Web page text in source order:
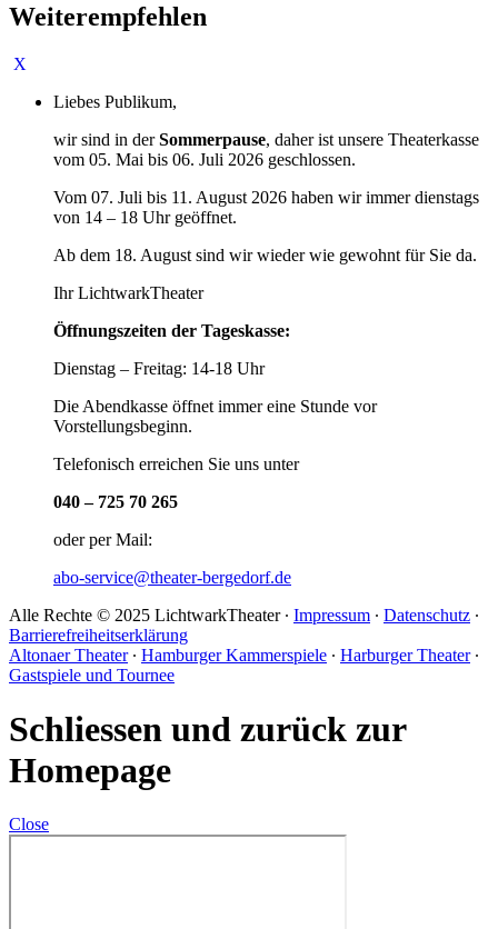
Weiterempfehlen
Liebes Publikum,
wir sind in derSommerpause, daher ist unsere Theaterkasse
vom 05. Mai bis 06. Juli 2026 geschlossen.
Vom 07. Juli bis 11. August 2026 haben wir immer dienstags
von 14 – 18 Uhr geöffnet.
Ab dem 18. August sind wir wieder wie gewohnt für Sie da.
Ihr LichtwarkTheater
Öffnungszeiten der Tageskasse:
Dienstag – Freitag: 14-18 Uhr
Die Abendkasse öffnet immer eine Stunde vor
Vorstellungsbeginn.
Telefonisch erreichen Sie uns unter
040 – 725 70 265
oder per Mail:
abo-service@theater-bergedorf.de
Alle Rechte © 2025 LichtwarkTheater ∙ Impressum ∙ Datenschutz ∙
Barrierefreiheitserklärung
Altonaer Theater∙ Hamburger Kammerspiele ∙ Harburger Theater∙
Gastspiele und Tournee
Schliessen und zurück zur
Homepage
Close